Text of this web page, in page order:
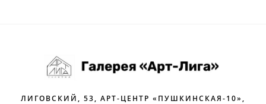
ЛИГОВСКИЙ, 53, АРТ-ЦЕНТР «ПУШКИНСКАЯ-10»,